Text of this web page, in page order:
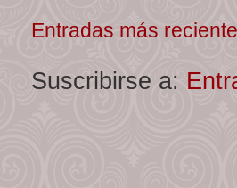
Entradas más
Suscribirse a: